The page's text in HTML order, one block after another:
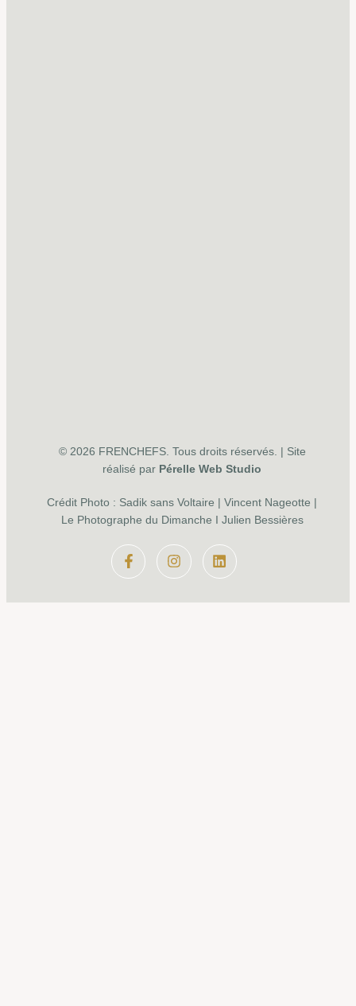
© 2026 FRENCHEFS. Tous droits réservés. | Site
réalisé par Pérelle Web Studio
Crédit Photo : Sadik sans Voltaire | Vincent Nageotte |
Le Photographe du Dimanche I Julien Bessières